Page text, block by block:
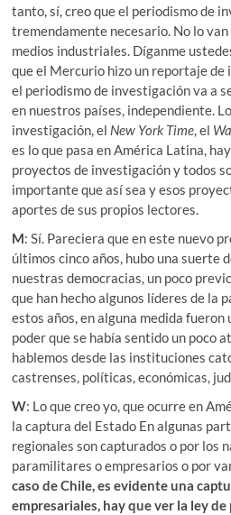
tanto, sí, creo que el periodismo de
tremendamente necesario. No lo
medios industriales. Díganme
que el Mercurio hizo un reportaje de
el periodismo de investigación va a
en nuestros países, independiente.
investigación, el New York Time, el
es lo que pasa en América Latina,
proyectos de investigación y todos
importante que así sea y esos
aportes de sus propios lectores.
M: Sí. Pareciera que en este nuevo
últimos cinco años, hubo una suerte
nuestras democracias, un poco
que han hecho algunos líderes de la
estos años, en alguna medida fueron
poder que se había sentido un poco
hablemos desde las instituciones
castrenses, políticas, económicas,
W: Lo que creo yo, que ocurre en
la captura del Estado En algunas
regionales son capturados o por los
paramilitares o empresarios o por
caso de Chile, es evidente una
empresariales, hay que ver la ley